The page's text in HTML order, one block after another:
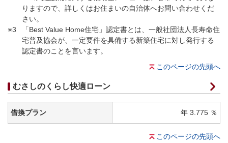
りますので、詳しくはお住まいの自治体へお問い合わせくだ
さい。
※3
「Best Value Home住宅」認定書とは、一般社団法人長寿命住
宅普及協会が、一定要件を具備する新築住宅に対し発行する
認定書のことを言います。
このページの先頭へ
むさしのくらし快適ローン
借換プラン 年 3.775 ％
このページの先頭へ